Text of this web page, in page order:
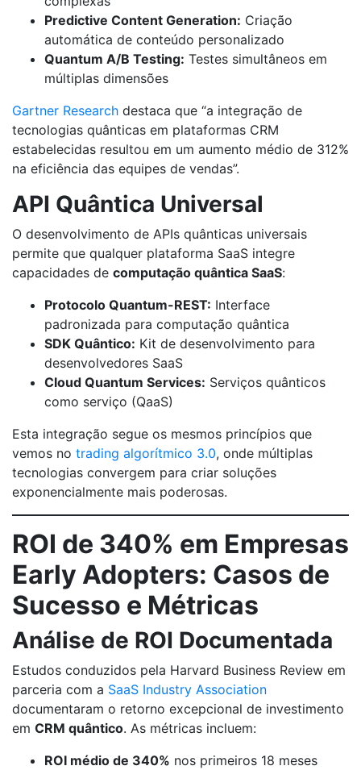
Predictive Content Generation: Criação
automática de conteúdo personalizado
Quantum A/B Testing: Testes simultâneos em
múltiplas dimensões
Gartner Research destaca que “a integração de
tecnologias quânticas em plataformas CRM
estabelecidas resultou em um aumento médio de 312%
na eficiência das equipes de vendas”.
API Quântica Universal
O desenvolvimento de APIs quânticas universais
permite que qualquer plataforma SaaS integre
capacidades de computação quântica SaaS:
Protocolo Quantum-REST: Interface
padronizada para computação quântica
SDK Quântico: Kit de desenvolvimento para
desenvolvedores SaaS
Cloud Quantum Services: Serviços quânticos
como serviço (QaaS)
Esta integração segue os mesmos princípios que
vemos no trading algorítmico 3.0, onde múltiplas
tecnologias convergem para criar soluções
exponencialmente mais poderosas.
ROI de 340% em Empresas
Early Adopters: Casos de
Sucesso e Métricas
Análise de ROI Documentada
Estudos conduzidos pela Harvard Business Review em
parceria com a SaaS Industry Association
documentaram o retorno excepcional de investimento
em CRM quântico. As métricas incluem:
ROI médio de 340% nos primeiros 18 meses